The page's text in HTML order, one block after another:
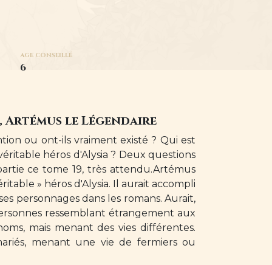
AGE CONSEILLÉ
6
Artémus le Légendaire
ou ont-ils vraiment existé ? Qui est
héros d'Alysia ? Deux questions
ce tome 19, très attendu.Artémus
» héros d'Alysia. Il aurait accompli
personnages dans les romans. Aurait,
ressemblant étrangement aux
mais menant des vies différentes.
menant une vie de fermiers ou